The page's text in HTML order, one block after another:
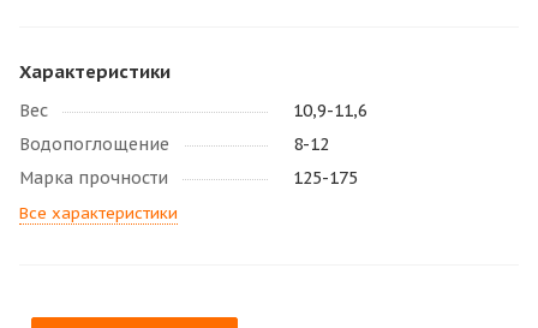
Характеристики
Вес
10,9-11,6
Водопоглощение
8-12
Марка прочности
125-175
Все характеристики